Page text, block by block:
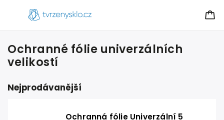
Ochranné fólie univerzálních
velikostí
Nejprodávanější
Ochranná fólie Univerzální 5